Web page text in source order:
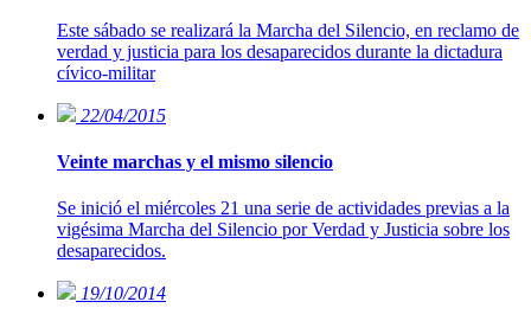
Este sábado se realizará la Marcha del Silencio, en reclamo de
verdad y justicia para los desaparecidos durante la dictadura
cívico-militar
22/04/2015
Veinte marchas y el mismo silencio
Se inició el miércoles 21 una serie de actividades previas a la
vigésima Marcha del Silencio por Verdad y Justicia sobre los
desaparecidos.
19/10/2014